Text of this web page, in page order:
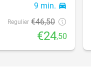
9 min. directions_car
Regulier €46,50
€24,50